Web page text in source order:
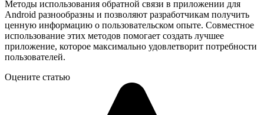
Методы использования обратной связи в приложении для
Android разнообразны и позволяют разработчикам получить
ценную информацию о пользовательском опыте. Совместное
использование этих методов помогает создать лучшее
приложение, которое максимально удовлетворит потребности
пользователей.
Оцените статью